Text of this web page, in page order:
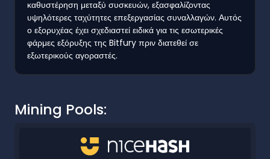
καθυστέρηση μεταξύ συσκευών, εξασφαλίζοντας
υψηλότερες ταχύτητες επεξεργασίας συναλλαγών. Αυτός
ο εξορυχέας έχει σχεδιαστεί ειδικά για τις εσωτερικές
φάρμες εξόρυξης της Bitfury πριν διατεθεί σε
εξωτερικούς αγοραστές.
Mining Pools: